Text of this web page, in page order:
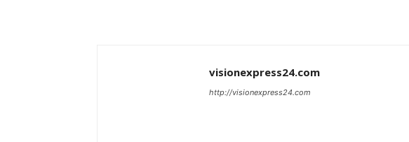
visionexpress24.com
http://visionexpress24.com